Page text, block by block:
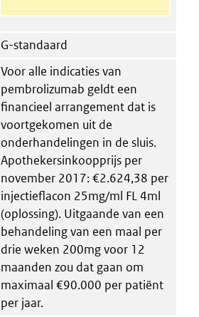
G-standaard
Voor alle indicaties van
pembrolizumab geldt een
financieel arrangement dat is
voortgekomen uit de
onderhandelingen in de sluis.
Apothekersinkoopprijs per
november 2017: €2.624,38 per
injectieflacon 25mg/ml FL 4ml
(oplossing). Uitgaande van een
behandeling van een maal per
drie weken 200mg voor 12
maanden zou dat gaan om
maximaal €90.000 per patiënt
per jaar.